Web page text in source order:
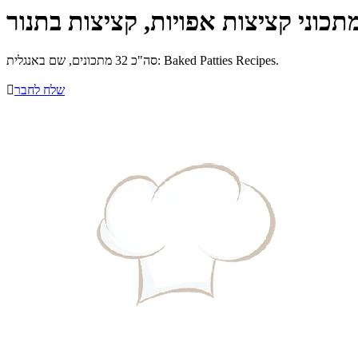
קציצות אפויות, קציצות בתנור
סה"כ 32 מתכונים, שם באנגלית: Baked Patties Recipes.
שלח לחבר